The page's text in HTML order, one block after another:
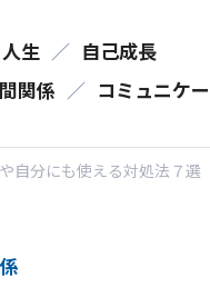
人生 ／ 自己成長
関係 ／ コミュニケ
自分にも使える対処法７選